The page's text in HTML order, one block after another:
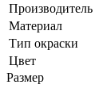
Производитель
Материал
Тип окраски
Цвет
Размер